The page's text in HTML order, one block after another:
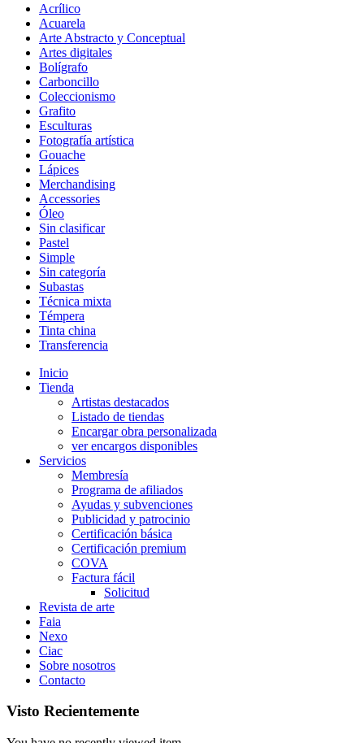
Acrílico
Acuarela
Arte Abstracto y Conceptual
Artes digitales
Bolígrafo
Carboncillo
Coleccionismo
Grafito
Esculturas
Fotografía artística
Gouache
Lápices
Merchandising
Accessories
Óleo
Sin clasificar
Pastel
Simple
Sin categoría
Subastas
Técnica mixta
Témpera
Tinta china
Transferencia
Inicio
Tienda
Artistas destacados
Listado de tiendas
Encargar obra personalizada
ver encargos disponibles
Servicios
Membresía
Programa de afiliados
Ayudas y subvenciones
Publicidad y patrocinio
Certificación básica
Certificación premium
COVA
Factura fácil
Solicitud
Revista de arte
Faia
Nexo
Ciac
Sobre nosotros
Contacto
Visto Recientemente